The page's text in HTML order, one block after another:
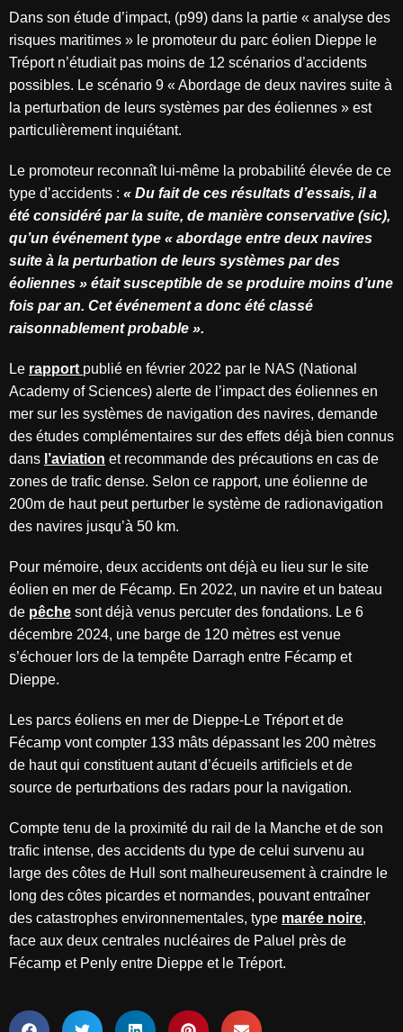
Dans son étude d’impact, (p99) dans la partie « analyse des
risques maritimes » le promoteur du parc éolien Dieppe le
Tréport n’étudiait pas moins de 12 scénarios d’accidents
possibles. Le scénario 9 « Abordage de deux navires suite à
la perturbation de leurs systèmes par des éoliennes » est
particulièrement inquiétant.
Le promoteur reconnaît lui-même la probabilité élevée de ce
type d’accidents : « Du fait de ces résultats d’essais, il a
été considéré par la suite, de manière conservative (sic),
qu’un événement type « abordage entre deux navires
suite à la perturbation de leurs systèmes par des
éoliennes » était susceptible de se produire moins d’une
fois par an. Cet événement a donc été classé
raisonnablement probable ».
Le rapport publié en février 2022 par le NAS (National
Academy of Sciences) alerte de l’impact des éoliennes en
mer sur les systèmes de navigation des navires, demande
des études complémentaires sur des effets déjà bien connus
dans l’aviation et recommande des précautions en cas de
zones de trafic dense. Selon ce rapport, une éolienne de
200m de haut peut perturber le système de radionavigation
des navires jusqu’à 50 km.
Pour mémoire, deux accidents ont déjà eu lieu sur le site
éolien en mer de Fécamp. En 2022, un navire et un bateau
de pêche sont déjà venus percuter des fondations. Le 6
décembre 2024, une barge de 120 mètres est venue
s’échouer lors de la tempête Darragh entre Fécamp et
Dieppe.
Les parcs éoliens en mer de Dieppe-Le Tréport et de
Fécamp vont compter 133 mâts dépassant les 200 mètres
de haut qui constituent autant d’écueils artificiels et de
source de perturbations des radars pour la navigation.
Compte tenu de la proximité du rail de la Manche et de son
trafic intense, des accidents du type de celui survenu au
large des côtes de Hull sont malheureusement à craindre le
long des côtes picardes et normandes, pouvant entraîner
des catastrophes environnementales, type marée noire,
face aux deux centrales nucléaires de Paluel près de
Fécamp et Penly entre Dieppe et le Tréport.